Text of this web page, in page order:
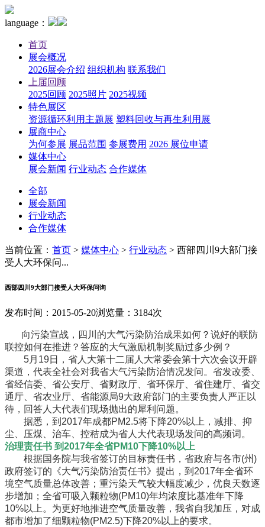
language：
首页
展会概况
2026展会介绍 组织机构 联系我们
上届回顾
2025回顾 2025照片 2025视频
特色展区
资源循环利用主题展 塑料回收与再生利用展
展商中心
为何参展 展品范围 参展费用 2026 展位申请
媒体中心
展会新闻 行业动态 合作媒体
全部
展会新闻
行业动态
合作媒体
当前位置： 首页 > 媒体中心 > 行业动态 > 西部四川9大部门接
受人大环保问...
西部四川9大部门接受人大环保问询
发布时间：2015-05-20浏览量：3184次
向污染宣战，四川的大气污染防治成果如何？说好的联防
联控如何在推进？答应的大气激励机制奖励过多少例？
5月19日，省人大第十二届人大常委会第十六次会议开辟
渠道，代表全社会对我省大气污染防治情况发问。省发改委、
省经信委、省公安厅、省财政厅、省环保厅、省住建厅、省交
通厅、省农业厅、省能源局9大政府部门的主要负责人严正以
待，回答人大代表们现场抛出的犀利问题。
据悉，到2017年成都PM2.5将下降20%以上，减排、抑
尘、压煤、治车、控秸成为省人大代表现场发问的高频词。
治理责任书 到2017年全省PM10下降10%以上
根据国务院与我省签订的目标责任书，省政府与各市(州)
政府签订的《大气污染防治责任书》提出，到2017年全省环
境空气质量总体改善；重污染天气较大幅度减少，优良天数逐
步增加；全省可吸入颗粒物(PM10)年均浓度比基准年下降
10%以上。为更好地推进空气质量改善，我省自我加压，对成
都市增加了细颗粒物(PM2.5)下降20%以上的要求。